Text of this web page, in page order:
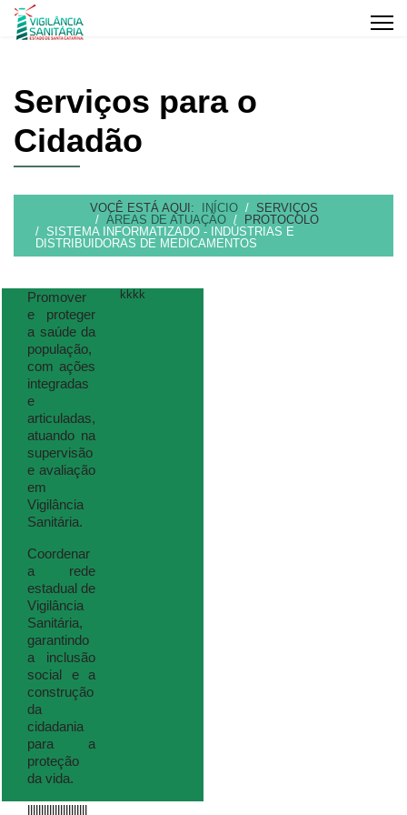
Serviços para o
Cidadão
VOCÊ ESTÁ AQUI: INÍCIO
SERVIÇOS
ÁREAS DE ATUAÇÃO
PROTOCOLO
SISTEMA INFORMATIZADO - INDÚSTRIAS E
DISTRIBUIDORAS DE MEDICAMENTOS
Promover
e proteger
a saúde da
população,
com ações
integradas
e
articuladas,
atuando na
supervisão
e avaliação
em
Vigilância
Sanitária.
Coordenar
a rede
estadual de
Vigilância
Sanitária,
garantindo
a inclusão
social e a
construção
da
cidadania
para a
proteção
da vida.
kkkk
llllllllllllllllllllll